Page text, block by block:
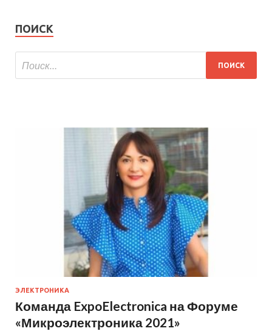
ПОИСК
ЭЛЕКТРОНИКА
Команда ExpoElectronica на Форуме
«Микроэлектроника 2021»